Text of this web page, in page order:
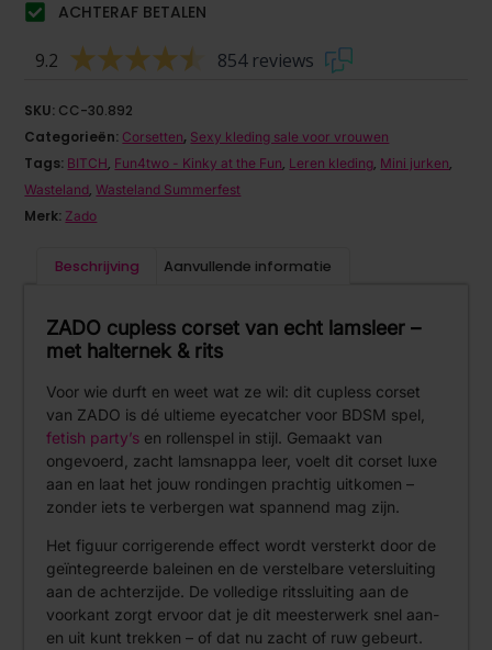
ACHTERAF BETALEN
9.2 854 reviews
SKU: CC-30.892
Categorieën: Corsetten, Sexy kleding sale voor vrouwen
Tags: BITCH, Fun4two - Kinky at the Fun, Leren kleding, Mini jurken,
Wasteland,Wasteland Summerfest
Merk: Zado
Beschrijving Aanvullende informatie
ZADO cupless corset van echt lamsleer –
met halternek & rits
Voor wie durft en weet wat ze wil: dit cupless corset
van ZADO is dé ultieme eyecatcher voor BDSM spel,
fetish party’s en rollenspel in stijl. Gemaakt van
ongevoerd, zacht lamsnappa leer, voelt dit corset luxe
aan en laat het jouw rondingen prachtig uitkomen –
zonder iets te verbergen wat spannend mag zijn.
Het figuur corrigerende effect wordt versterkt door de
geïntegreerde baleinen en de verstelbare vetersluiting
aan de achterzijde. De volledige ritssluiting aan de
voorkant zorgt ervoor dat je dit meesterwerk snel aan-
en uit kunt trekken – of dat nu zacht of ruw gebeurt.